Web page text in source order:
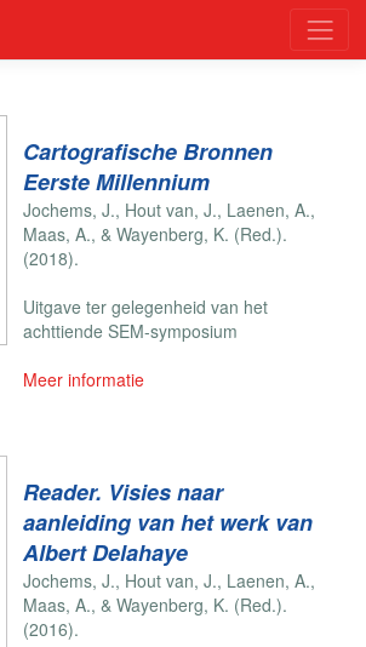
Cartografische Bronnen
Eerste Millennium
Jochems, J., Hout van, J., Laenen, A.,
Maas, A., & Wayenberg, K. (Red.).
(2018).
Uitgave ter gelegenheid van het
achttiende SEM-symposium
Meer informatie
Reader. Visies naar
aanleiding van het werk van
Albert Delahaye
Jochems, J., Hout van, J., Laenen, A.,
Maas, A., & Wayenberg, K. (Red.).
(2016).